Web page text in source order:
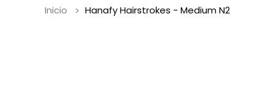
Inicio Hanafy Hairstrokes - Medium N2